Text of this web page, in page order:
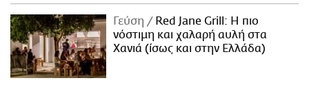
Γεύση
Red Jane Grill: Η πιο
νόστιμη και χαλαρή αυλή στα
Χανιά (ίσως και στην Ελλάδα)